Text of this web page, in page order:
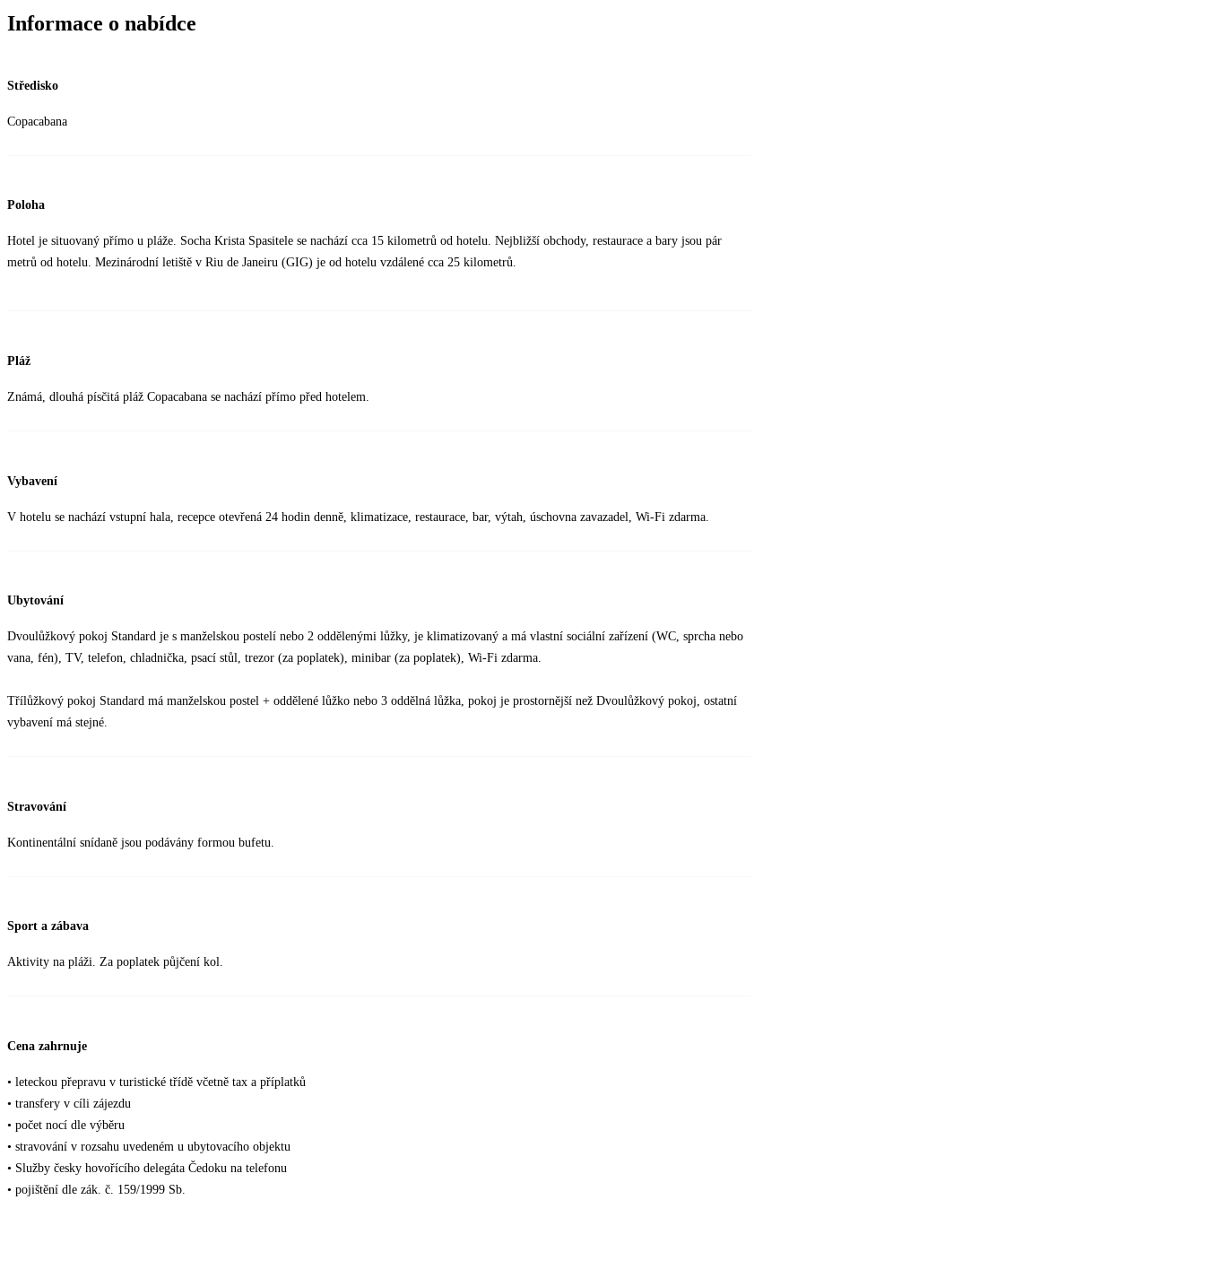
Informace o nabídce
Středisko
Copacabana
Poloha
Hotel je situovaný přímo u pláže. Socha Krista Spasitele se nachází cca 15 kilometrů od hotelu. Nejbližší obchody, restaurace a bary jsou pár
metrů od hotelu. Mezinárodní letiště v Riu de Janeiru (GIG) je od hotelu vzdálené cca 25 kilometrů.
Pláž
Známá, dlouhá písčitá pláž Copacabana se nachází přímo před hotelem.
Vybavení
V hotelu se nachází vstupní hala, recepce otevřená 24 hodin denně, klimatizace, restaurace, bar, výtah, úschovna zavazadel, Wi-Fi zdarma.
Ubytování
Dvoulůžkový pokoj Standard je s manželskou postelí nebo 2 oddělenými lůžky, je klimatizovaný a má vlastní sociální zařízení (WC, sprcha nebo
vana, fén), TV, telefon, chladnička, psací stůl, trezor (za poplatek), minibar (za poplatek), Wi-Fi zdarma.
Třílůžkový pokoj Standard má manželskou postel + oddělené lůžko nebo 3 oddělná lůžka, pokoj je prostornější než Dvoulůžkový pokoj, ostatní
vybavení má stejné.
Stravování
Kontinentální snídaně jsou podávány formou bufetu.
Sport a zábava
Aktivity na pláži. Za poplatek půjčení kol.
Cena zahrnuje
• leteckou přepravu v turistické třídě včetně tax a příplatků
• transfery v cíli zájezdu
• počet nocí dle výběru
• stravování v rozsahu uvedeném u ubytovacího objektu
• Služby česky hovořícího delegáta Čedoku na telefonu
• pojištění dle zák. č. 159/1999 Sb.